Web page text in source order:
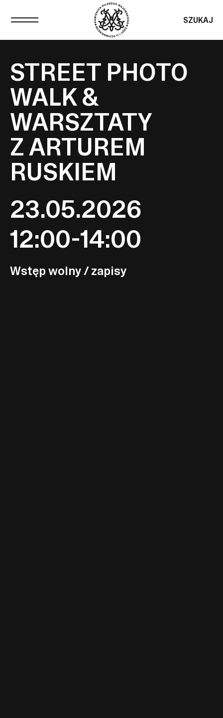
SZUKAJ
STREET PHOTO
WALK &
WARSZTATY
Z ARTUREM
RUSKIEM
23.05.2026
12:00-14:00
Wstęp wolny / zapisy